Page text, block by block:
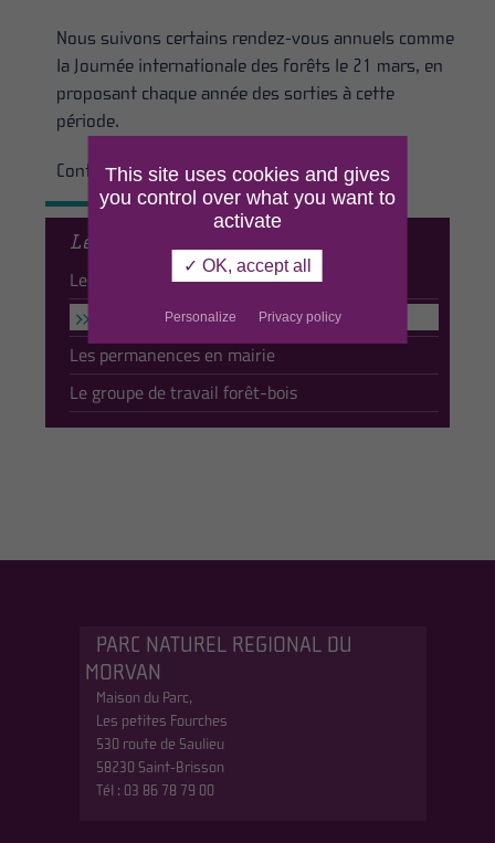
Le dialogue local
Les référents forêts-bois
Les animations
Les permanences en mairie
Le groupe de travail forêt-bois
Nous suivons certains rendez-vous annuels comme
la Journée internationale des forêts le 21 mars, en
proposant chaque année des sorties à cette
période.
Contact :Nicolas Blanchard
PARC NATUREL REGIONAL DU
MORVAN
Maison du Parc,
Les petites Fourches
530 route de Saulieu
58230 Saint-Brisson
Tél : 03 86 78 79 00
This site uses cookies and gives
you control over what you want to
activate
✓ OK, accept all
Personalize Privacy policy